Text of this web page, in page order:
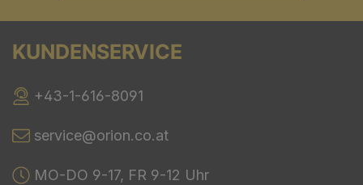
KUNDENSERVICE
+43-1-616-8091
service@orion.co.at
MO-DO 9-17, FR 9-12 Uhr